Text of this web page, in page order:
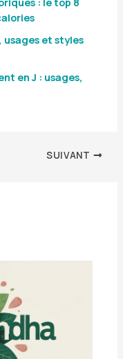
et styles
en J : usages,
SUIVANT